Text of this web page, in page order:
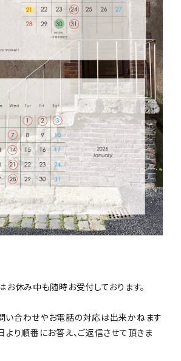
休み中も随時お受付しております。
い合わせやお電話の対応は出来かねます
より順番にお答え、ご返信させて頂きま